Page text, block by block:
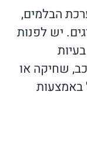
הבלמים,
יש לפנות
שחיקה או
באמצעות